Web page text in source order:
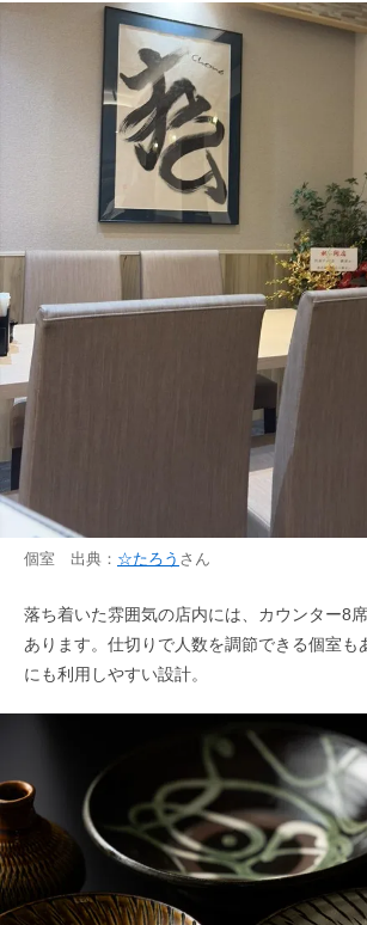
個室 出典： ☆たろう さん
落ち着いた雰囲気の店内には、カウンター8
あります。仕切りで人数を調節できる個室も
にも利用しやすい設計。